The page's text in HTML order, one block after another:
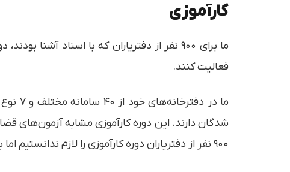
کارآموزی
فعالیت کنند.
ما
شدگان دارند. این دوره کارآموزی مشابه آزمون‌های
۹۰۰ نفر از دفتریاران دوره کارآموزی را لازم ندانستیم اما بیش از ۵ هزار نفر دیگر باید این دوره را بگذرانند.